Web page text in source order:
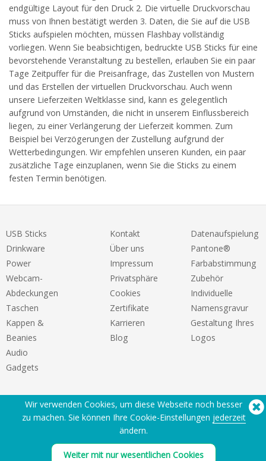
endgültige Layout für den Druck 2. Die virtuelle Druckvorschau
muss von Ihnen bestätigt werden 3. Daten, die Sie auf die USB
Sticks aufspielen möchten, müssen Flashbay vollständig
vorliegen. Wenn Sie beabsichtigen, bedruckte USB Sticks für eine
bevorstehende Veranstaltung zu bestellen, erlauben Sie ein paar
Tage Zeitpuffer für die Preisanfrage, das Zustellen von Mustern
und das Erstellen der virtuellen Druckvorschau. Auch wenn
unsere Lieferzeiten Weltklasse sind, kann es gelegentlich
aufgrund von Umständen, die nicht in unserem Einflussbereich
liegen, zu einer Verlängerung der Lieferzeit kommen. Zum
Beispiel bei Verzögerungen der Zustellung aufgrund der
Wetterbedingungen. Wir empfehlen unseren Kunden, ein paar
zusätzliche Tage einzuplanen, wenn Sie die Sticks zu einem
festen Termin benötigen.
USB Sticks
Drinkware
Power
Webcam-
Abdeckungen
Taschen
Kappen &
Beanies
Audio
Gadgets
Kontakt
Über uns
Impressum
Privatsphäre
Cookies
Zertifikate
Karrieren
Blog
Datenaufspielung
Pantone®
Farbabstimmung
Zubehör
Individuelle
Namensgravur
Gestaltung Ihres
Logos
Sie benötigen Hilfe? Tel:(650) 938-3500 (US)
Wir verwenden Cookies, um diese Webseite noch besser
zu machen. Sie können Ihre Cookie-Einstellungen jederzeit
ändern.
Weiter mit nur wesentlichen Cookies